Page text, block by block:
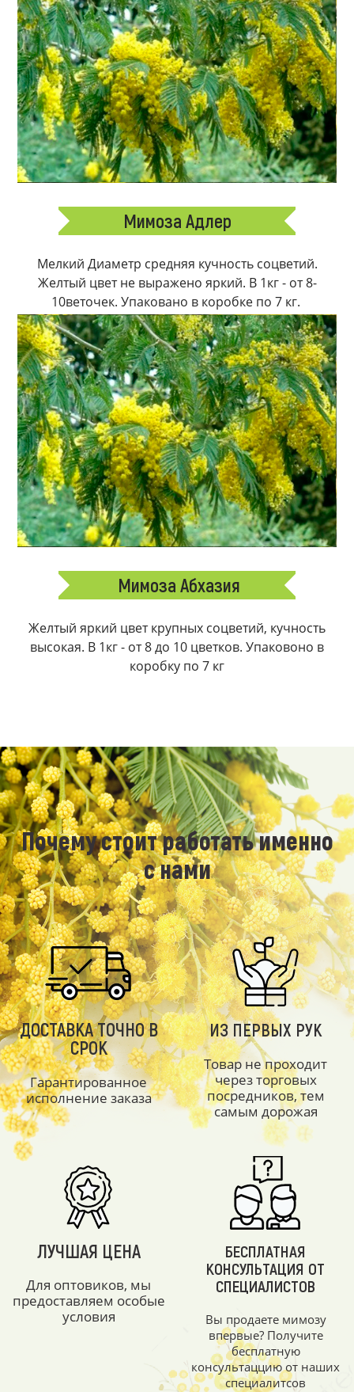
Мимоза Адлер
Мелкий Диаметр средняя кучность соцветий.
Желтый цвет не выражено яркий. В 1кг - от 8-
10веточек. Упаковано в коробке по 7 кг.
Мимоза Абхазия
Желтый яркий цвет крупных соцветий, кучность
высокая. В 1кг - от 8 до 10 цветков. Упаковоно в
коробку по 7 кг
Почему стоит работать именно
с нами
ДОСТАВКА ТОЧНО В
СРОК
Гарантированное
исполнение заказа
ИЗ ПЕРВЫХ РУК
Товар не проходит
через торговых
посредников, тем
самым дорожая
ЛУЧШАЯ ЦЕНА
Для оптовиков, мы
предоставляем особые
условия
БЕСПЛАТНАЯ
КОНСУЛЬТАЦИЯ ОТ
СПЕЦИАЛИСТОВ
Вы продаете мимозу
впервые? Получите
бесплатную
консультаццию от наших
специалитсов